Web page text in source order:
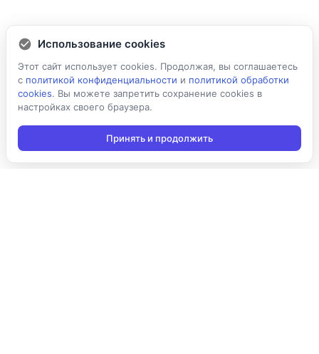
Использование cookies
Этот сайт использует cookies. Продолжая, вы соглашаетесь
с политикой конфиденциальности и политикой обработки
cookies. Вы можете запретить сохранение cookies в
настройках своего браузера.
Принять и продолжить